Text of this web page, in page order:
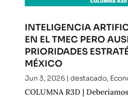
INTELIGENCIA
EN EL TMEC PERO
PRIORIDADES
MÉXICO
Jun 3, 2026| destacado,
COLUMNA R3D |